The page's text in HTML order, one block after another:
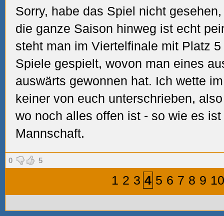
Sorry, habe das Spiel nicht
die ganze Saison hinweg ist echt
steht man im Viertelfinale mit Platz
Spiele gespielt, wovon man eines
auswärts gewonnen hat. Ich wette
keiner von euch unterschrieben,
wo noch alles offen ist - so wie es
Mannschaft.
0 5
1 2 3 4 5 6 7 8 9 10